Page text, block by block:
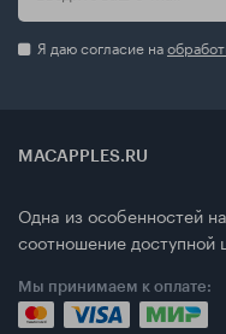
Я даю согласие на
MACAPPLES.RU
Одна из особенностей
соотношение доступной
Мы принимаем к оплате: